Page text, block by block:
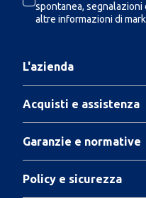
spontanea, segnalazioni
altre informazioni di
L'azienda
Acquisti e assistenza
Garanzie e normative
Policy e sicurezza